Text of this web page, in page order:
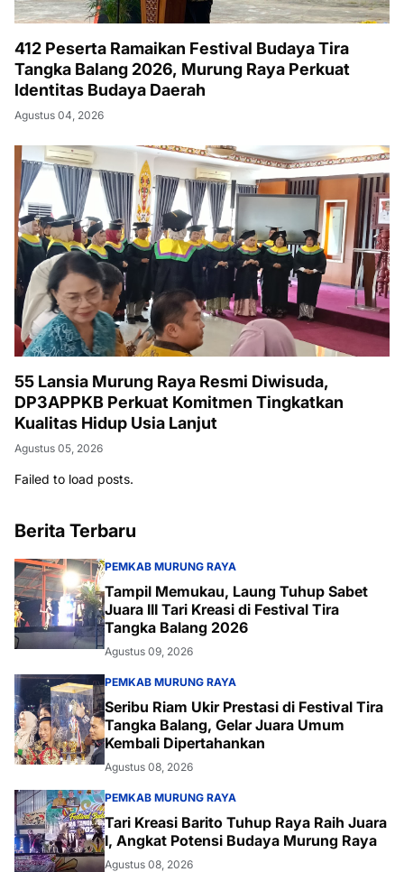
412 Peserta Ramaikan Festival Budaya Tira
Tangka Balang 2026, Murung Raya Perkuat
Identitas Budaya Daerah
Agustus 04, 2026
55 Lansia Murung Raya Resmi Diwisuda,
DP3APPKB Perkuat Komitmen Tingkatkan
Kualitas Hidup Usia Lanjut
Agustus 05, 2026
Failed to load posts.
Berita Terbaru
PEMKAB MURUNG RAYA
Tampil Memukau, Laung Tuhup Sabet
Juara III Tari Kreasi di Festival Tira
Tangka Balang 2026
Agustus 09, 2026
PEMKAB MURUNG RAYA
Seribu Riam Ukir Prestasi di Festival Tira
Tangka Balang, Gelar Juara Umum
Kembali Dipertahankan
Agustus 08, 2026
PEMKAB MURUNG RAYA
Tari Kreasi Barito Tuhup Raya Raih Juara
I, Angkat Potensi Budaya Murung Raya
Agustus 08, 2026